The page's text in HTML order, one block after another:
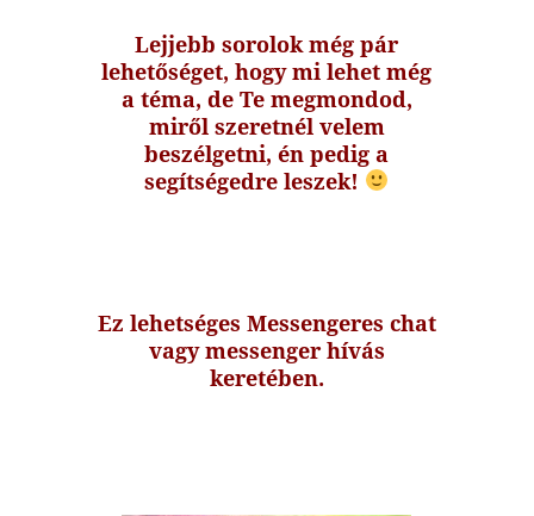
Lejjebb sorolok még pár
lehetőséget, hogy mi lehet még
a téma, de Temegmondod,
miről szeretnél velem
beszélgetni, én pedig a
segítségedre leszek!
Ez lehetséges Messengeres chat
vagy messenger hívás
keretében.